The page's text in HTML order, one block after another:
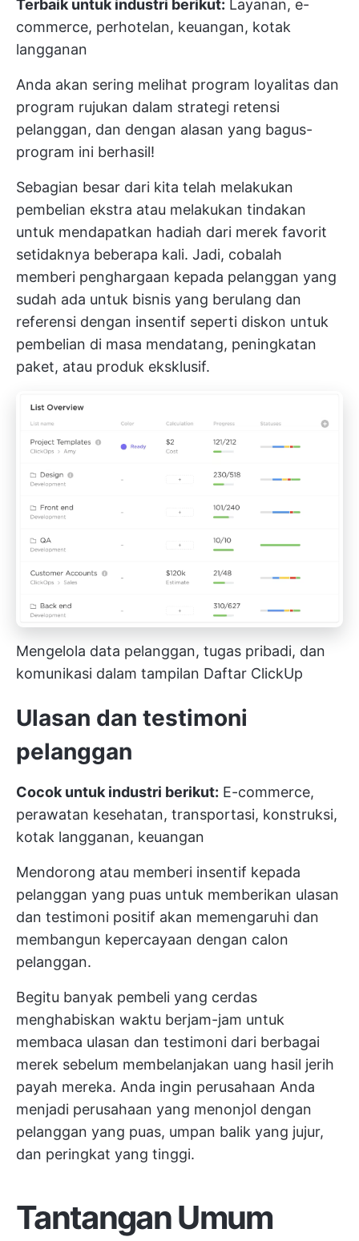
Terbaik untuk industri berikut: Layanan, e-
commerce, perhotelan, keuangan, kotak
langganan
Anda akan sering melihat program loyalitas dan
program rujukan dalam strategi retensi
pelanggan, dan dengan alasan yang bagus-
program ini berhasil!
Sebagian besar dari kita telah melakukan
pembelian ekstra atau melakukan tindakan
untuk mendapatkan hadiah dari merek favorit
setidaknya beberapa kali. Jadi, cobalah
memberi penghargaan kepada pelanggan yang
sudah ada untuk bisnis yang berulang dan
referensi dengan insentif seperti diskon untuk
pembelian di masa mendatang, peningkatan
paket, atau produk eksklusif.
Mengelola data pelanggan, tugas pribadi, dan
komunikasi dalam tampilan Daftar ClickUp
Ulasan dan testimoni
pelanggan
Cocok untuk industri berikut: E-commerce,
perawatan kesehatan, transportasi, konstruksi,
kotak langganan, keuangan
Mendorong atau memberi insentif kepada
pelanggan yang puas untuk memberikan ulasan
dan testimoni positif akan memengaruhi dan
membangun kepercayaan dengan calon
pelanggan.
Begitu banyak pembeli yang cerdas
menghabiskan waktu berjam-jam untuk
membaca ulasan dan testimoni dari berbagai
merek sebelum membelanjakan uang hasil jerih
payah mereka. Anda ingin perusahaan Anda
menjadi perusahaan yang menonjol dengan
pelanggan yang puas, umpan balik yang jujur,
dan peringkat yang tinggi.
Tantangan Umum